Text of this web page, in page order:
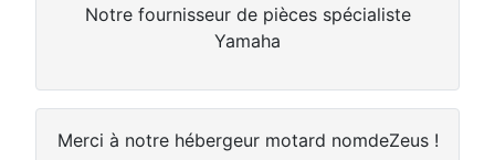
Notre fournisseur de pièces spécialiste
Yamaha
Merci à notre hébergeur motard nomdeZeus !